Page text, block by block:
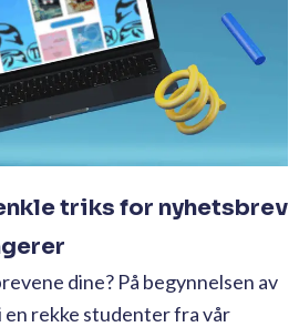
triks for nyhetsbrev
dine? På begynnelsen av
rekke studenter fra vår